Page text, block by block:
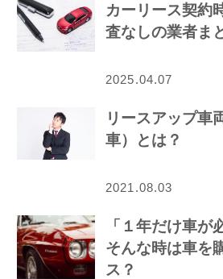
カーリース契約
査なしの業者ま
2025.04.07
リースアップ車
車）とは？
2021.08.03
「１年だけ車が
そんな時は車を
ス？